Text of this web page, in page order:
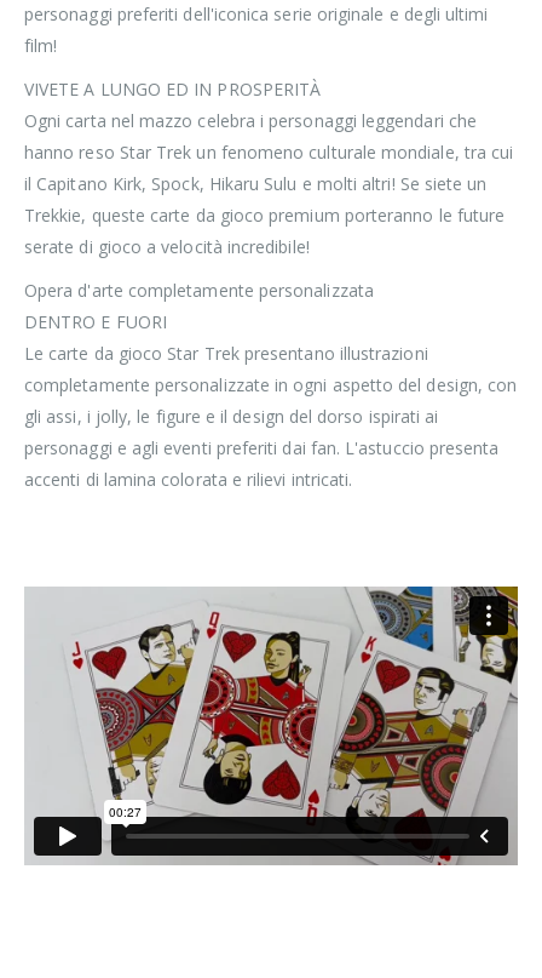
personaggi preferiti dell'iconica serie originale e degli ultimi
film!
VIVETE A LUNGO ED IN PROSPERITÀ
Ogni carta nel mazzo celebra i personaggi leggendari che
hanno reso Star Trek un fenomeno culturale mondiale, tra cui
il Capitano Kirk, Spock, Hikaru Sulu e molti altri! Se siete un
Trekkie, queste carte da gioco premium porteranno le future
serate di gioco a velocità incredibile!
Opera d'arte completamente personalizzata
DENTRO E FUORI
Le carte da gioco Star Trek presentano illustrazioni
completamente personalizzate in ogni aspetto del design, con
gli assi, i jolly, le figure e il design del dorso ispirati ai
personaggi e agli eventi preferiti dai fan. L'astuccio presenta
accenti di lamina colorata e rilievi intricati.